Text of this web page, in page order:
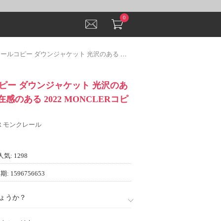
0
ダウンジャケット 光沢のある 上品 极品 存在感のある 2022 MONCLERコピー
ー ダウンジャケット 光沢のあ
感のある 2022 MONCLERコピ
モンクレール
気: 1298
: 1596756653
うか？